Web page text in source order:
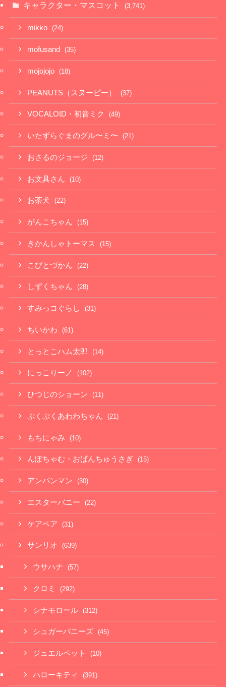
キャラクター・マスコット (3,741)
mikko (24)
mofusand (35)
mojojojo (18)
PEANUTS（スヌーピー） (37)
VOCALOID・初音ミク (49)
いたずらぐまのグル〜ミ〜 (21)
おさるのジョージ (12)
お文具さん (10)
お茶犬 (22)
がんこちゃん (15)
きかんしゃトーマス (15)
こびとづかん (22)
しずくちゃん (28)
すみっコぐらし (31)
ちいかわ (61)
とっとこハム太郎 (14)
にっこりーノ (102)
ひつじのショーン (11)
ぷくぷくあわわちゃん (21)
もちにゃみ (10)
んぽちゃむ・おぱんちゅうさぎ (15)
アンパンマン (30)
エスターバニー (22)
ケアベア (31)
サンリオ (639)
ウサハナ (57)
クロミ (292)
シナモロール (312)
シュガーバニーズ (45)
ジュエルペット (10)
ハローキティ (391)